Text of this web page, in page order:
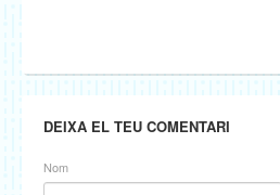
DEIXA EL TEU COMENTARI
Nom